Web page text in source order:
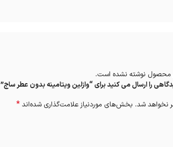
محصول نوشته نشده است.
را ارسال می کنید برای “وازلین ویتامینه بدون عطر ساج”
نخواهد شد. بخش‌های موردنیاز علامت‌گذاری شده‌اند*